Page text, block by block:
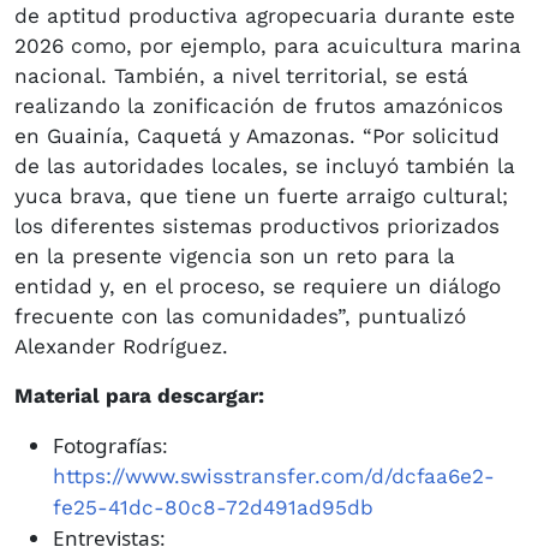
de aptitud productiva agropecuaria durante este
2026 como, por ejemplo, para acuicultura marina
nacional. También, a nivel territorial, se está
realizando la zonificación de frutos amazónicos
en Guainía, Caquetá y Amazonas. “Por solicitud
de las autoridades locales, se incluyó también la
yuca brava, que tiene un fuerte arraigo cultural;
los diferentes sistemas productivos priorizados
en la presente vigencia son un reto para la
entidad y, en el proceso, se requiere un diálogo
frecuente con las comunidades”, puntualizó
Alexander Rodríguez.
Material para descargar:
Fotografías:
https://www.swisstransfer.com/d/dcfaa6e2-
fe25-41dc-80c8-72d491ad95db
Entrevistas: